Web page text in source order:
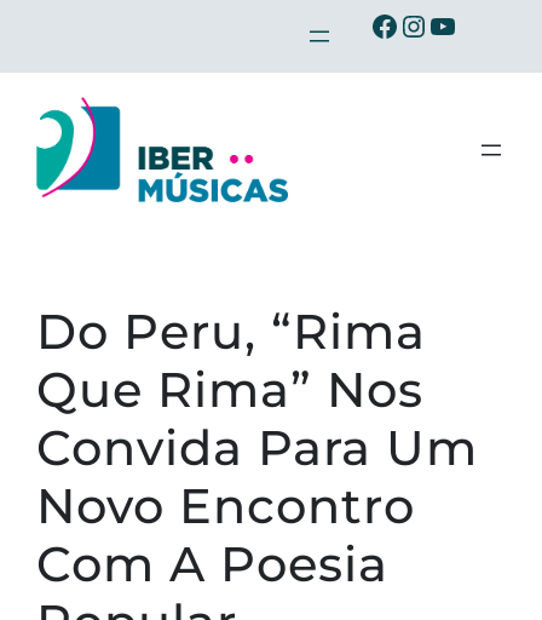
o
conteúdo
Ibermusicas no Facebook
Ibermusicas no Instagram
Ibermusicas no Youtube
Do Peru, “Rima
Que Rima” Nos
Convida Para Um
Novo Encontro
Com A Poesia